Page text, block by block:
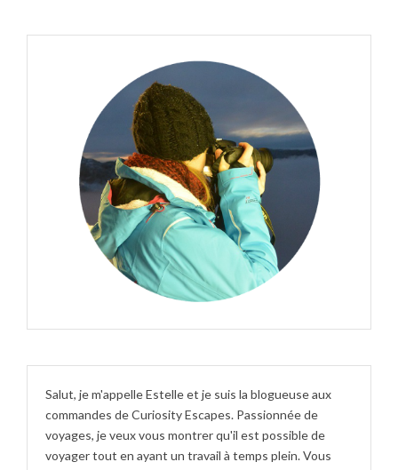
Salut, je m'appelle Estelle et je suis la blogueuse aux
commandes de Curiosity Escapes. Passionnée de
voyages, je veux vous montrer qu'il est possible de
voyager tout en ayant un travail à temps plein. Vous